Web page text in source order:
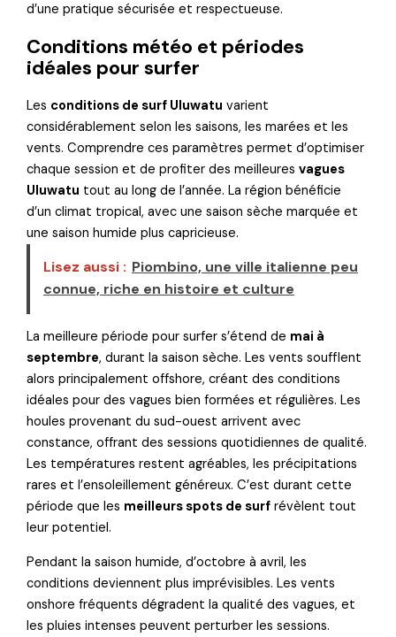
d’une pratique sécurisée et respectueuse.
Conditions météo et périodes
idéales pour surfer
Les conditions de surf Uluwatu varient
considérablement selon les saisons, les marées et les
vents. Comprendre ces paramètres permet d’optimiser
chaque session et de profiter des meilleuresvagues
Uluwatu tout au long de l’année. La région bénéficie
d’un climat tropical, avec une saison sèche marquée et
une saison humide plus capricieuse.
Lisez aussi : Piombino, une ville italienne peu
connue, riche en histoire et culture
La meilleure période pour surfer s’étend de mai à
septembre, durant la saison sèche. Les vents soufflent
alors principalement offshore, créant des conditions
idéales pour des vagues bien formées et régulières. Les
houles provenant du sud-ouest arrivent avec
constance, offrant des sessions quotidiennes de qualité.
Les températures restent agréables, les précipitations
rares et l’ensoleillement généreux. C’est durant cette
période que les meilleurs spots de surf révèlent tout
leur potentiel.
Pendant la saison humide, d’octobre à avril, les
conditions deviennent plus imprévisibles. Les vents
onshore fréquents dégradent la qualité des vagues, et
les pluies intenses peuvent perturber les sessions.